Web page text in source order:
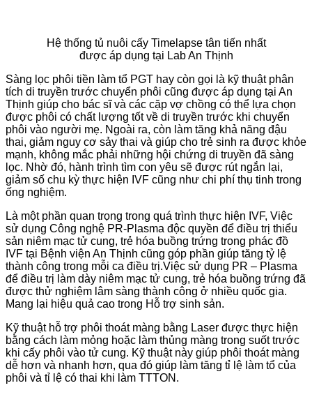
Hệ thống tủ nuôi cấy Timelapse tân tiến nhất
được áp dụng tại Lab An Thịnh
Sàng lọc phôi tiền làm tổ PGT hay còn gọi là kỹ thuật phân
tích di truyền trước chuyển phôi cũng được áp dụng tại An
Thịnh giúp cho bác sĩ và các cặp vợ chồng có thể lựa chọn
được phôi có chất lượng tốt về di truyền trước khi chuyển
phôi vào người mẹ. Ngoài ra, còn làm tăng khả năng đậu
thai, giảm nguy cơ sảy thai và giúp cho trẻ sinh ra được khỏe
mạnh, không mắc phải những hội chứng di truyền đã sàng
lọc. Nhờ đó, hành trình tìm con yêu sẽ được rút ngắn lại,
giảm số chu kỳ thực hiện IVF cũng như chi phí thụ tinh trong
ống nghiệm.
Là một phần quan trọng trong quá trình thực hiện IVF, Việc
sử dụng Công nghệ PR-Plasma độc quyền để điều trị thiểu
sản niêm mạc tử cung, trẻ hóa buồng trứng trong phác đồ
IVF tại Bệnh viện An Thịnh cũng góp phần giúp tăng tỷ lệ
thành công trong mỗi ca điều trị.Việc sử dụng PR – Plasma
để điều trị làm dày niêm mạc tử cung, trẻ hóa buồng trứng đã
được thử nghiệm lâm sàng thành công ở nhiều quốc gia.
Mang lại hiệu quả cao trong Hỗ trợ sinh sản.
Kỹ thuật hỗ trợ phôi thoát màng bằng Laser được thực hiện
bằng cách làm mỏng hoặc làm thủng màng trong suốt trước
khi cấy phôi vào tử cung. Kỹ thuật này giúp phôi thoát màng
dễ hơn và nhanh hơn, qua đó giúp làm tăng tỉ lệ làm tổ của
phôi và tỉ lệ có thai khi làm TTTON.